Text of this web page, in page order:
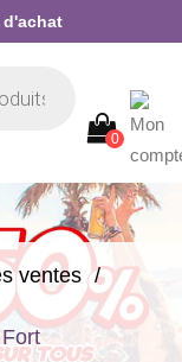
d'achat
0
ventes